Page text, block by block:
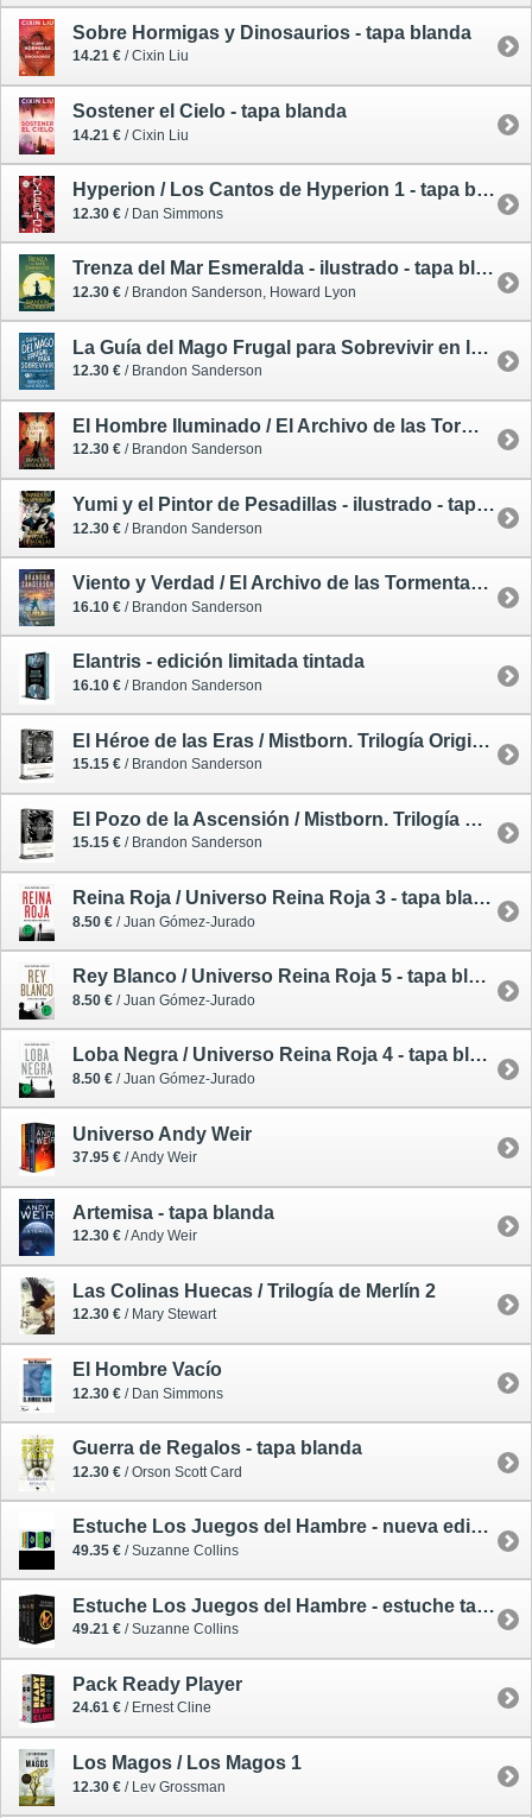
Sobre Hormigas y Dinosaurios - tapa blanda
14.21 € / Cixin Liu
Sostener el Cielo - tapa blanda
14.21 € / Cixin Liu
Hyperion / Los Cantos de Hyperion 1 - tapa blanda
12.30 € / Dan Simmons
Trenza del Mar Esmeralda - ilustrado - tapa blanda
12.30 € / Brandon Sanderson, Howard Lyon
La Guía del Mago Frugal para Sobrevivir en la Inglaterra del Medievo - ilustrado - tapa blanda
12.30 € / Brandon Sanderson
El Hombre Iluminado / El Archivo de las Tormentas 4.5 - ilustrado - tapa blanda
12.30 € / Brandon Sanderson
Yumi y el Pintor de Pesadillas - ilustrado - tapa blanda
12.30 € / Brandon Sanderson
Viento y Verdad / El Archivo de las Tormentas 5 - rústica
16.10 € / Brandon Sanderson
Elantris - edición limitada tintada
16.10 € / Brandon Sanderson
El Héroe de las Eras / Mistborn. Trilogía Original 3 - edición limitada dedicada
15.15 € / Brandon Sanderson
El Pozo de la Ascensión / Mistborn. Trilogía Original 2 - edición limitada dedicada
15.15 € / Brandon Sanderson
Reina Roja / Universo Reina Roja 3 - tapa blanda - edición limitada
8.50 € / Juan Gómez-Jurado
Rey Blanco / Universo Reina Roja 5 - tapa blanda - edición limitada
8.50 € / Juan Gómez-Jurado
Loba Negra / Universo Reina Roja 4 - tapa blanda - edición limitada
8.50 € / Juan Gómez-Jurado
Universo Andy Weir
37.95 € / Andy Weir
Artemisa - tapa blanda
12.30 € / Andy Weir
Las Colinas Huecas / Trilogía de Merlín 2
12.30 € / Mary Stewart
El Hombre Vacío
12.30 € / Dan Simmons
Guerra de Regalos - tapa blanda
12.30 € / Orson Scott Card
Estuche Los Juegos del Hambre - nueva edición
49.35 € / Suzanne Collins
Estuche Los Juegos del Hambre - estuche tapa blanda
49.21 € / Suzanne Collins
Pack Ready Player
24.61 € / Ernest Cline
Los Magos / Los Magos 1
12.30 € / Lev Grossman